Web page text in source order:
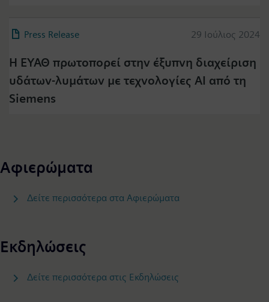
Press Release 29 Ιούλιος 2024
Η ΕΥΑΘ πρωτοπορεί στην έξυπνη διαχείριση
υδάτων-λυμάτων με τεχνολογίες AI από τη
Siemens
Αφιερώματα
Δείτε περισσότερα στα Αφιερώματα
Εκδηλώσεις
Δείτε περισσότερα στις Εκδηλώσεις